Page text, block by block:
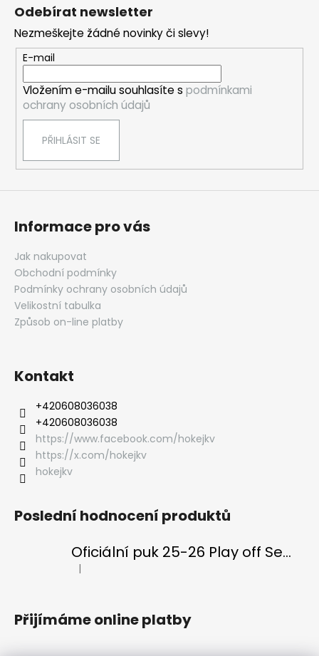
Odebírat newsletter
Nezmeškejte žádné novinky či slevy!
E-mail
Vložením e-mailu souhlasíte s podmínkami
ochrany osobních údajů
PŘIHLÁSIT SE
Informace pro vás
Jak nakupovat
Obchodní podmínky
Podmínky ochrany osobních údajů
Velikostní tabulka
Způsob on-line platby
Kontakt
‭+420608036038
‭+420608036038
https://www.facebook.com/hokejkv
https://x.com/hokejkv
hokejkv
Poslední hodnocení produktů
Oficiální puk 25-26 Play off Semifinále
Hodnocení produktu je 5 z 5 hvězdiček.
|
Přijímáme online platby